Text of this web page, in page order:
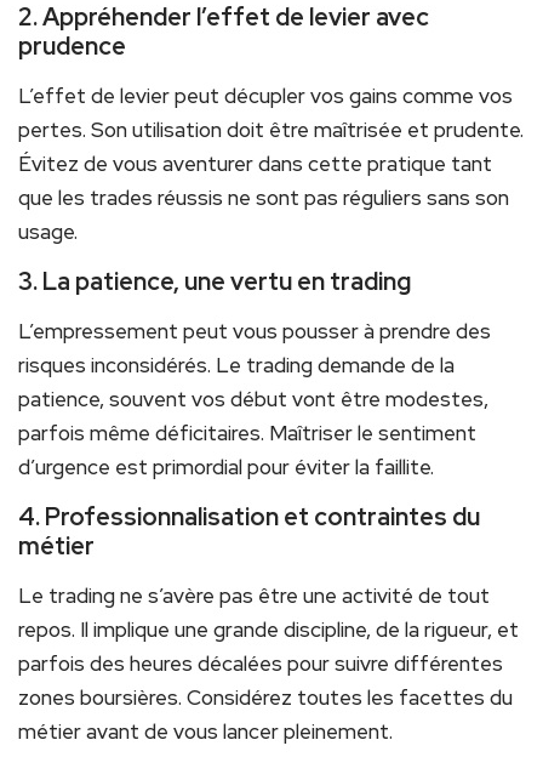
2. Appréhender l’effet de levier avec
prudence
L’effet de levier peut décupler vos gains comme vos
pertes. Son utilisation doit être maîtrisée et prudente.
Évitez de vous aventurer dans cette pratique tant
que les trades réussis ne sont pas réguliers sans son
usage.
3. La patience, une vertu en trading
L’empressement peut vous pousser à prendre des
risques inconsidérés. Le trading demande de la
patience, souvent vos début vont être modestes,
parfois même déficitaires. Maîtriser le sentiment
d’urgence est primordial pour éviter la faillite.
4. Professionnalisation et contraintes du
métier
Le trading ne s’avère pas être une activité de tout
repos. Il implique une grande discipline, de la rigueur, et
parfois des heures décalées pour suivre différentes
zones boursières. Considérez toutes les facettes du
métier avant de vous lancer pleinement.